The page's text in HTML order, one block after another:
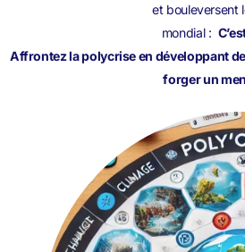
et bouleversent
mondial :
Affrontez la polycrise en développant
forger un